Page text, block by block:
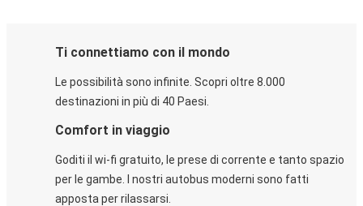
Ti connettiamo con il mondo
Le possibilità sono infinite. Scopri oltre 8.000
destinazioni in più di 40 Paesi.
Comfort in viaggio
Goditi il wi-fi gratuito, le prese di corrente e tanto spazio
per le gambe. I nostri autobus moderni sono fatti
apposta per rilassarsi.